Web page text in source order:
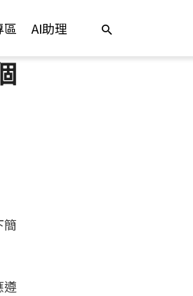
區 AI助理